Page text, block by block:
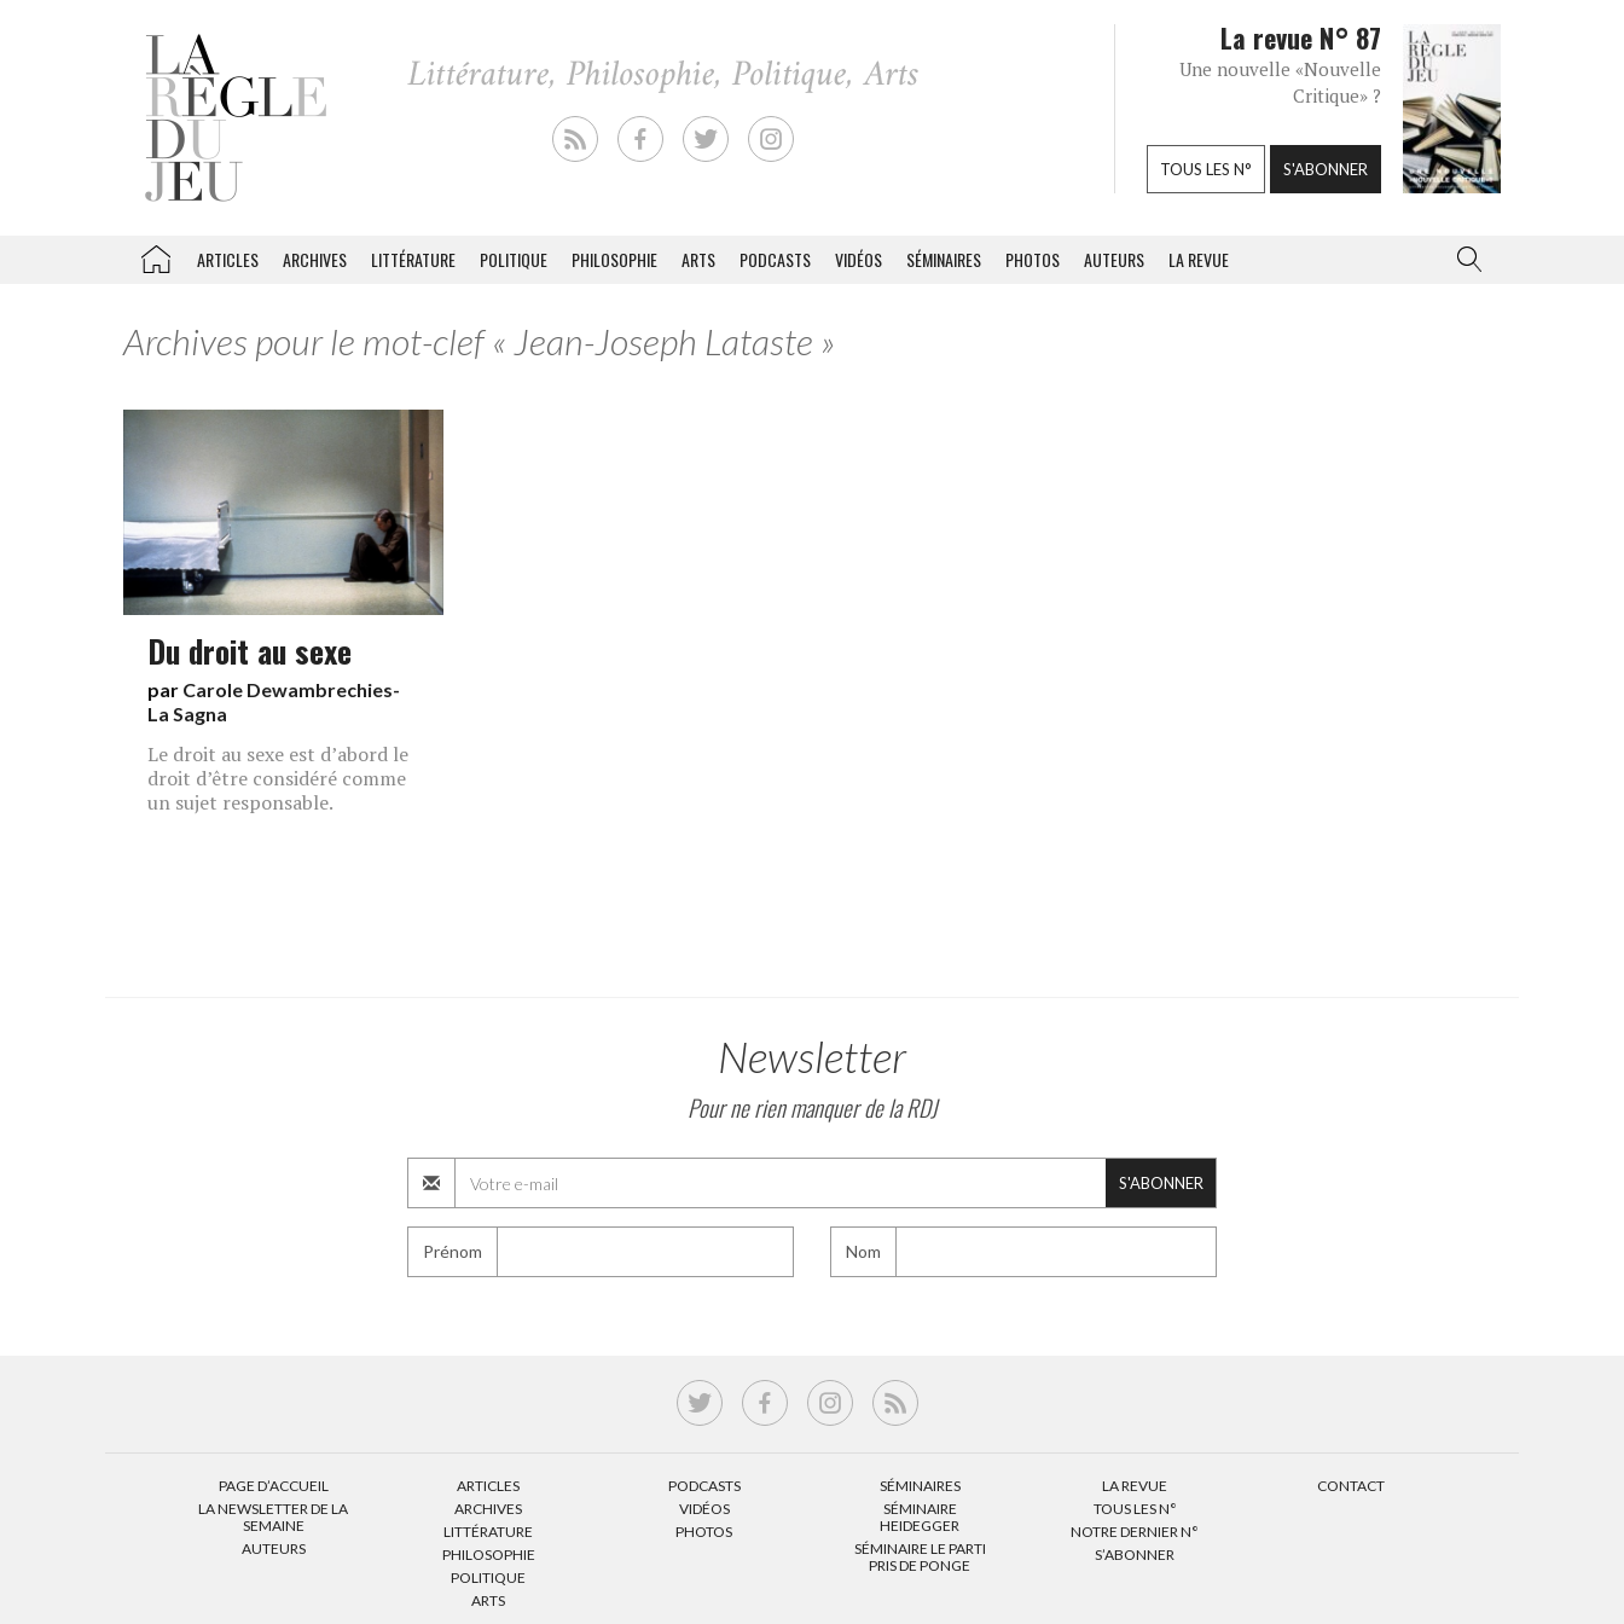
La revue N° 87
Une nouvelle «Nouvelle
Critique» ?
TOUS LES N° S'ABONNER
ARTICLES ARCHIVES LITTÉRATURE POLITIQUE PHILOSOPHIE ARTS PODCASTS VIDÉOS SÉMINAIRES PHOTOS AUTEURS LA REVUE
Archives pour le mot-clef « Jean-Joseph Lataste »
Du droit au sexe
par Carole Dewambrechies-
La Sagna
Le droit au sexe est d’abord le
droit d’être considéré comme
un sujet responsable.
Newsletter
Pour ne rien manquer de la RDJ
S'ABONNER
Prénom Nom
PAGE D’ACCUEIL
LA NEWSLETTER DE LA
SEMAINE
AUTEURS
ARTICLES
ARCHIVES
LITTÉRATURE
PHILOSOPHIE
POLITIQUE
ARTS
PODCASTS
VIDÉOS
PHOTOS
SÉMINAIRES
SÉMINAIRE
HEIDEGGER
SÉMINAIRE LE PARTI
PRIS DE PONGE
LA REVUE
TOUS LES N°
NOTRE DERNIER N°
S’ABONNER
CONTACT